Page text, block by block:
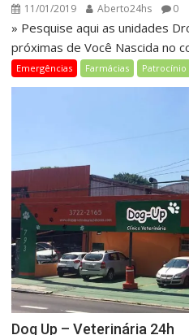
11/01/2019 Aberto24hs 0
» Pesquise aqui as unidades
próximas de Você Nascida no
Emergências Farmácias Patrocínio
Dog Up – Veterinária 24h